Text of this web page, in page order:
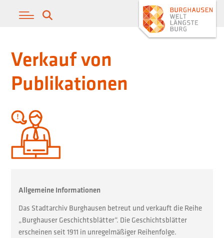
Verkauf von
Publikationen
Allgemeine Informationen
Das Stadtarchiv Burghausen betreut und verkauft die Reihe
„Burghauser Geschichtsblätter“. Die Geschichtsblätter
erscheinen seit 1911 in unregelmäßiger Reihenfolge.